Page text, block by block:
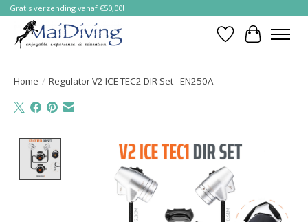
Gratis verzending vanaf €50,00!
Verlanglijst
Home / Regulator V2 ICE TEC2 DIR Set - EN250A
Product image slideshow Items